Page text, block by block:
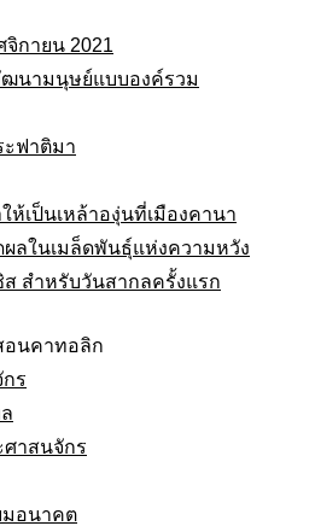
กายน 2021
ฒนามนุษย์แบบองค์รวม
ฟาติมา
ห้เป็นเหล้าองุ่นที่เมืองคานา
ลในเมล็ดพันธุ์แห่งความหวัง
สำหรับวันสากลครั้งแรก
อนคาทอลิก
ร
าสนจักร
มอนาคต